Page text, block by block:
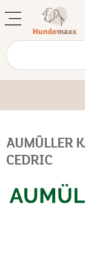
AUMÜLLER
CEDRIC